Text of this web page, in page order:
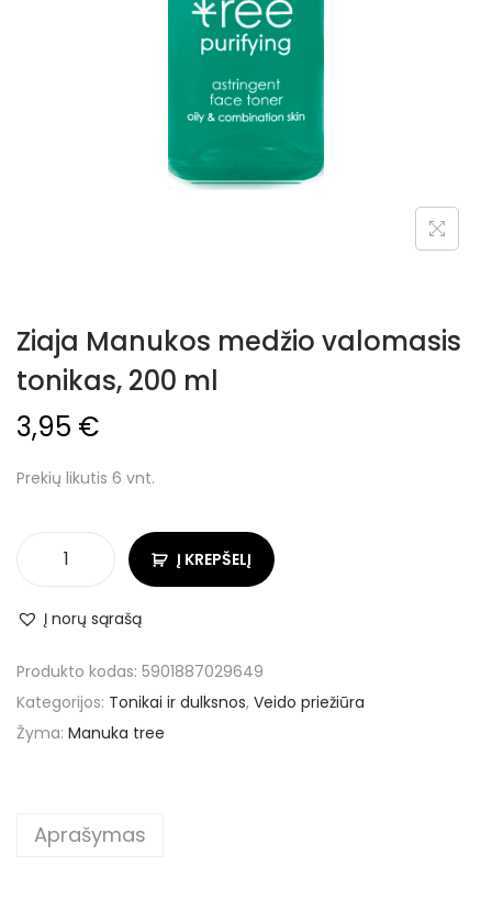
Ziaja Manukos medžio valomasis
tonikas, 200 ml
3,95 €
Prekių likutis 6 vnt.
Į KREPŠELĮ
Į norų sąrašą
Produkto kodas: 5901887029649
Kategorijos: Tonikai ir dulksnos, Veido priežiūra
Žyma: Manuka tree
Aprašymas